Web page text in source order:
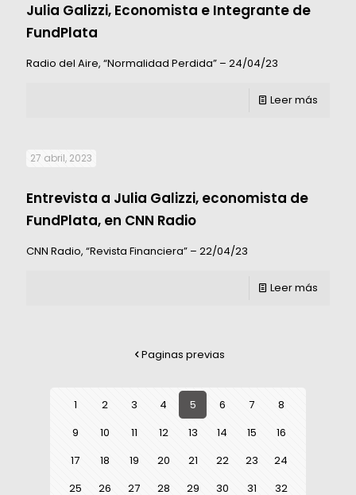
Julia Galizzi, Economista e Integrante de
FundPlata
Radio del Aire, “Normalidad Perdida” – 24/04/23
Leer más
27 abril, 2023
Entrevista a Julia Galizzi, economista de
FundPlata, en CNN Radio
CNN Radio, “Revista Financiera” – 22/04/23
Leer más
Paginas previas
1 2 3 4 5 6 7
8
9
10 11 12 13 14 15
16
17
18 19 20 21 22 23
24
25
26 27 28 29 30 31 32